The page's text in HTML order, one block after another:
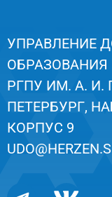
УПРАВЛЕНИЕ
ОБРАЗОВАНИЯ
РГПУ ИМ. А. И.
ПЕТЕРБУРГ,
КОРПУС 9